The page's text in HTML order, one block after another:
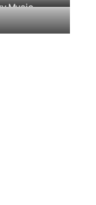
Music
[LP, 1982]